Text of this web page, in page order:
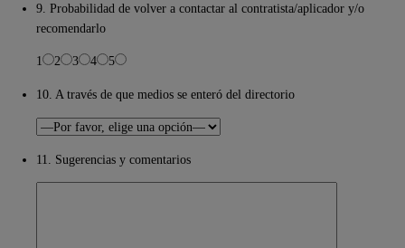
9. Probabilidad de volver a contactar al contratista/aplicador y/o
recomendarlo
1 2 3 4 5
10. A través de que medios se enteró del directorio
11. Sugerencias y comentarios